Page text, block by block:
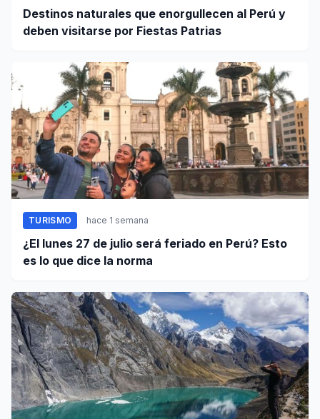
Destinos naturales que enorgullecen al Perú y
deben visitarse por Fiestas Patrias
TURISMO hace 1 semana
¿El lunes 27 de julio será feriado en Perú? Esto
es lo que dice la norma